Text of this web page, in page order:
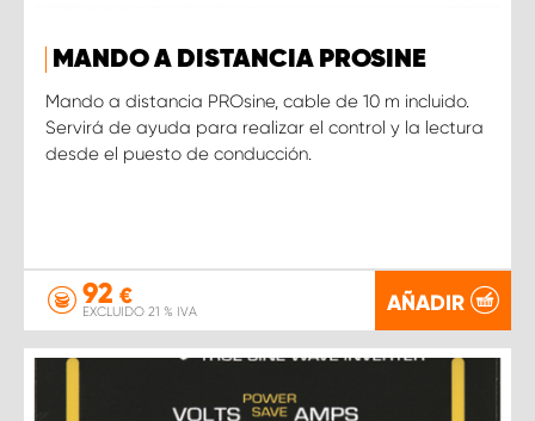
MANDO A DISTANCIA PROSINE
Mando a distancia PROsine, cable de 10 m incluido.
Servirá de ayuda para realizar el control y la lectura
desde el puesto de conducción.
92 €
EXCLUIDO 21 % IVA AÑADIR